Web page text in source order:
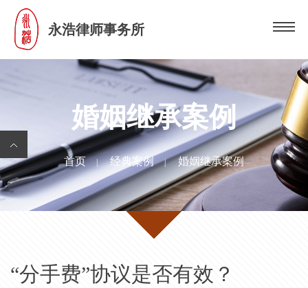
永浩律师事务所
婚姻继承案例
首页 | 经典案例 | 婚姻继承案例
“分手费”协议是否有效？